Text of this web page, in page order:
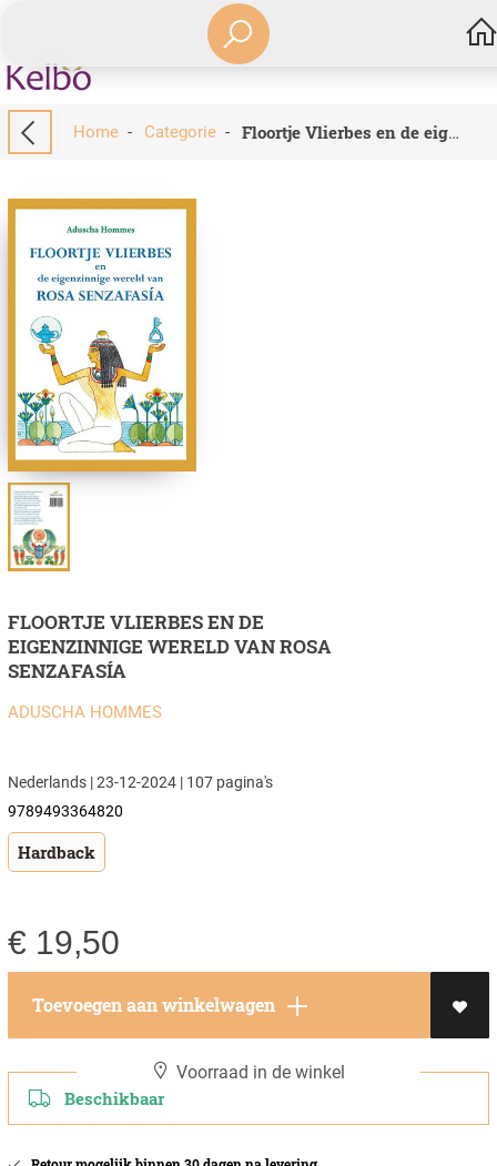
Home- Categorie- Floortje Vlierbes en de eigenzinnige wereld van Rosa Senzafasía
FLOORTJE VLIERBES EN DE
EIGENZINNIGE WERELD VAN ROSA
SENZAFASÍA
ADUSCHA HOMMES
Nederlands | 23-12-2024 | 107 pagina's
9789493364820
Hardback
€ 19,50
Toevoegen aan winkelwagen
Voorraad in de winkel
Beschikbaar